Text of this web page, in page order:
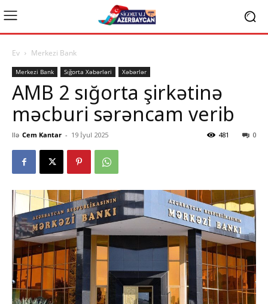
Ev Merkezi Bank
Merkezi Bank Sığorta Xəbərləri Xəbərlər
AMB 2 sığorta şirkətinə
məcburi sərəncam verib
Ilə Cem Kantar - 19 İyul 2025 0
481